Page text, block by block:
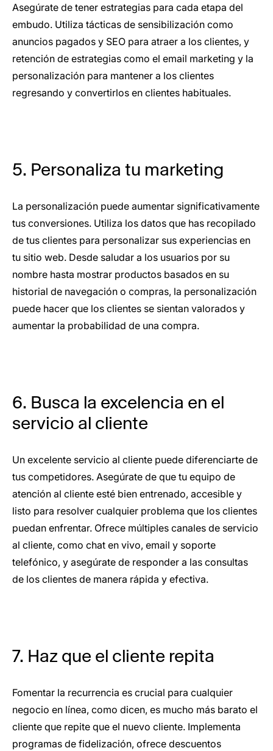
Asegúrate de tener estrategias para cada etapa del
embudo. Utiliza tácticas de sensibilización como
anuncios pagados y SEO para atraer a los clientes, y
retención de estrategias como el email marketing y la
personalización para mantener a los clientes
regresando y convertirlos en clientes habituales.
5. Personaliza tu marketing
La personalización puede aumentar significativamente
tus conversiones. Utiliza los datos que has recopilado
de tus clientes para personalizar sus experiencias en
tu sitio web. Desde saludar a los usuarios por su
nombre hasta mostrar productos basados en su
historial de navegación o compras, la personalización
puede hacer que los clientes se sientan valorados y
aumentar la probabilidad de una compra.
6. Busca la excelencia en el
servicio al cliente
Un excelente servicio al cliente puede diferenciarte de
tus competidores. Asegúrate de que tu equipo de
atención al cliente esté bien entrenado, accesible y
listo para resolver cualquier problema que los clientes
puedan enfrentar. Ofrece múltiples canales de servicio
al cliente, como chat en vivo, email y soporte
telefónico, y asegúrate de responder a las consultas
de los clientes de manera rápida y efectiva.
7. Haz que el cliente repita
Fomentar la recurrencia es crucial para cualquier
negocio en línea, como dicen, es mucho más barato el
cliente que repite que el nuevo cliente. Implementa
programas de fidelización, ofrece descuentos